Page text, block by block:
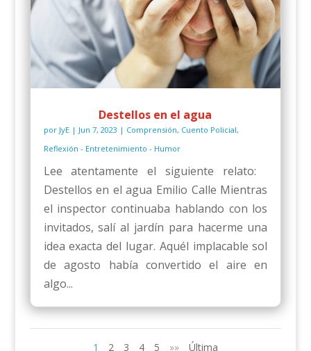
Destellos en el agua
por JyE| Jun 7, 2023 | Comprensión, Cuento Policial,
Reflexión - Entretenimiento - Humor
Lee atentamente el siguiente relato:
Destellos en el agua Emilio Calle Mientras
el inspector continuaba hablando con los
invitados, salí al jardín para hacerme una
idea exacta del lugar. Aquél implacable sol
de agosto había convertido el aire en
algo...
1 2 3 4 5 »» Última